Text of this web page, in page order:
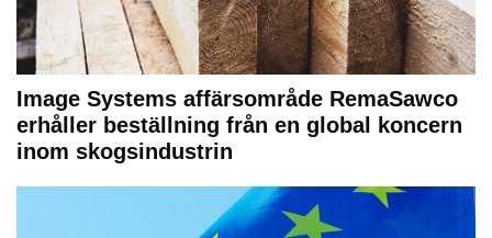
Image Systems affärsområde RemaSawco
erhåller beställning från en global koncern
inom skogsindustrin